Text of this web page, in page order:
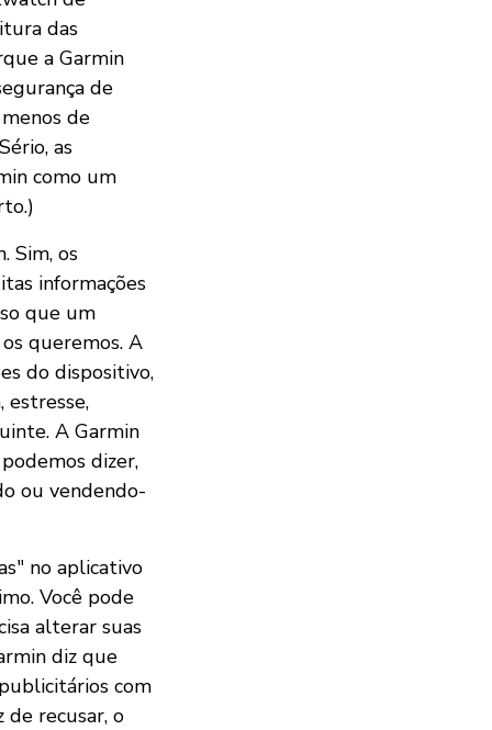
das
a Garmin
de
de
as
como um
Sim, os
informações
que um
queremos. A
do dispositivo,
estresse,
A Garmin
dizer,
ou vendendo-
no aplicativo
Você pode
alterar suas
diz que
com
de recusar, o